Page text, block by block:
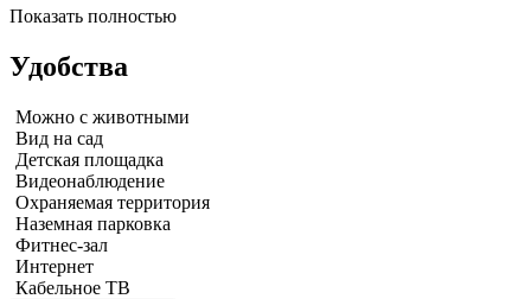
Показать полностью
Удобства
Можно с животными
Вид на сад
Детская площадка
Видеонаблюдение
Охраняемая территория
Наземная парковка
Фитнес-зал
Интернет
Кабельное ТВ